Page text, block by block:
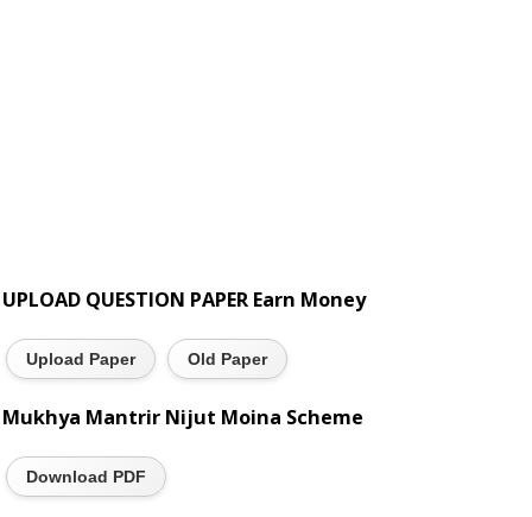
UPLOAD QUESTION PAPER Earn Money
Upload Paper Old Paper
Mukhya Mantrir Nijut Moina Scheme
Download PDF